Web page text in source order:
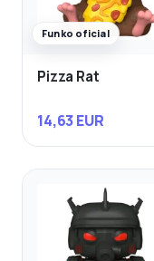
Funko oficial
Pizza Rat
14,63 EUR